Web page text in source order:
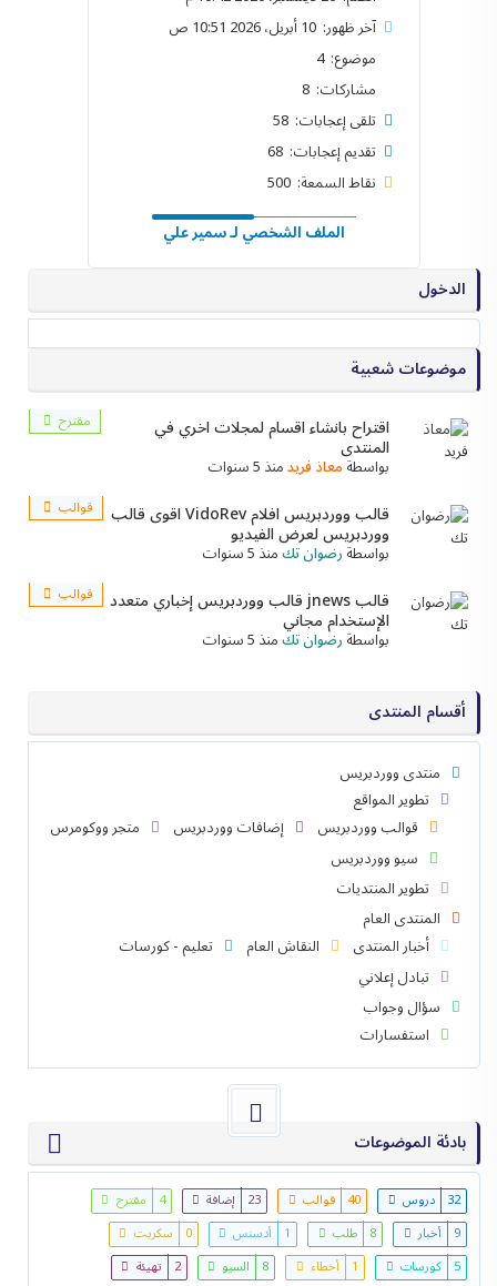
آخر ظهور: 10 أبريل، 2026 10:51 ص
تلقى إعجابات: 58
تقديم إعجابات: 68
الملف الشخصي لـ سمير علي
الدخول
موضوعات شعبية
مقترح اقتراح بانشاء اقسام لمجلات اخري في
المنتدى
بواسطةمعاذ فريدمنذ 5 سنوات
قوالب قالب ووردبريس افلام VidoRev اقوى قالب
ووردبريس لعرض الفيديو
بواسطةرضوان تكمنذ 5 سنوات
قوالب قالب jnews قالب ووردبريس إخباري متعدد
الإستخدام مجاني
بواسطةرضوان تكمنذ 5 سنوات
أقسام المنتدى
منتدى ووردبريس
تطوير المواقع
قوالب ووردبريس
إضافات ووردبريس
متجر ووكومرس
سيو ووردبريس
تطوير المنتديات
المنتدى العام
أخبار المنتدى
النقاش العام
تعليم - كورسات
تبادل إعلاني
سؤال وجواب
استفسارات
بادئة الموضوعات
32 دروس 40 قوالب 23 إضافة 4 مقترح
9 أخبار 8 طلب 1 أدسنس 0 سكربت
5 كورسات 1 أخطاء 8 السيو 2 تهيئة